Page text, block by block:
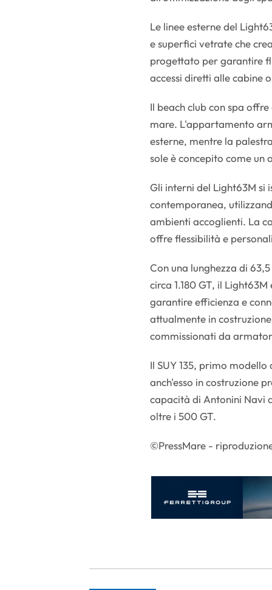
Le linee esterne del
e superfici vetrate che
progettato per garantire
accessi diretti alle cabine
Il beach club con spa
mare. L'appartamento
esterne, mentre la
sole è concepito come
Gli interni del Light63M si
contemporanea,
ambienti accoglienti. La
offre flessibilità e
Con una lunghezza di
circa 1.180 GT, il
garantire efficienza e
attualmente in
commissionati da
Il SUY 135, primo
anch'esso in costruzione
capacità di Antonini Navi
oltre i 500 GT.
©PressMare -